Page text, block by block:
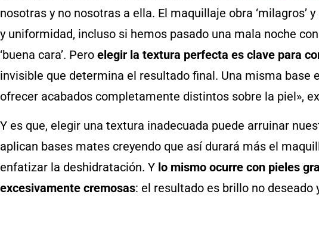
nosotras y no nosotras a ella. El maquillaje obra ‘milagros’
y uniformidad, incluso si hemos pasado una mala noche
‘buena cara’. Pero elegir la textura perfecta es clave para
invisible que determina el resultado final. Una misma base
ofrecer acabados completamente distintos sobre la piel»,
Y es que, elegir una textura inadecuada puede arruinar
aplican bases mates creyendo que así durará más el
enfatizar la deshidratación. Y lo mismo ocurre con pieles
excesivamente cremosas: el resultado es brillo no deseado